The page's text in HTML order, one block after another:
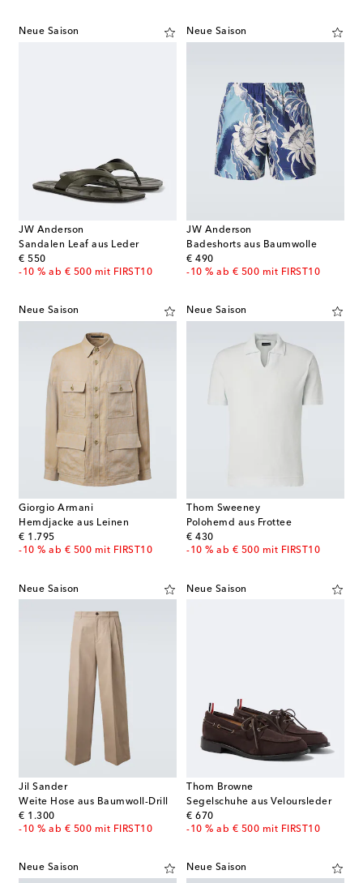
Neue Saison
JW Anderson
Sandalen Leaf aus Leder
€ 550
original price
-10 % ab € 500 mit FIRST10
Neue Saison
JW Anderson
Badeshorts aus Baumwolle
€ 490
original price
-10 % ab € 500 mit FIRST10
Neue Saison
Giorgio Armani
Hemdjacke aus Leinen
€ 1.795
original price
-10 % ab € 500 mit FIRST10
Neue Saison
Thom Sweeney
Polohemd aus Frottee
€ 430
original price
-10 % ab € 500 mit FIRST10
Neue Saison
Jil Sander
Weite Hose aus Baumwoll-Drill
€ 1.300
original price
-10 % ab € 500 mit FIRST10
Neue Saison
Thom Browne
Segelschuhe aus Veloursleder
€ 670
original price
-10 % ab € 500 mit FIRST10
Neue Saison Neue Saison